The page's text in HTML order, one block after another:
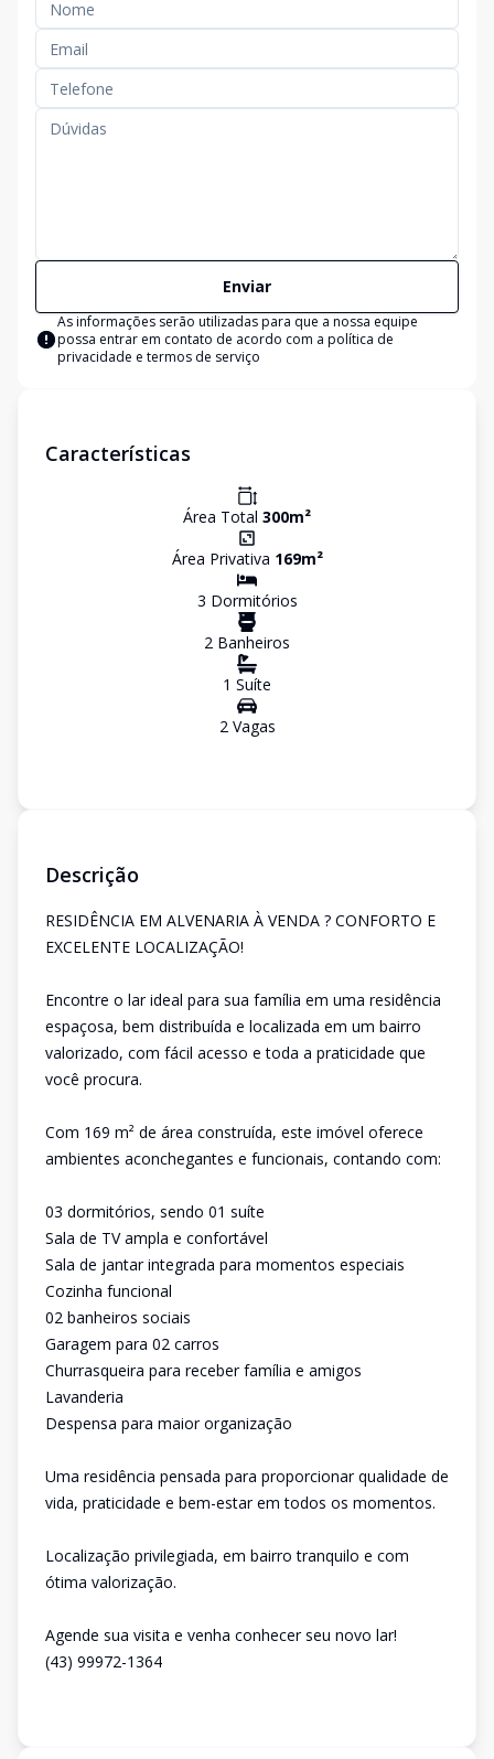
Enviar
As informações serão utilizadas para que a nossa equipe
possa entrar em contato de acordo com a política de
privacidade e termos de serviço
Características
Área Total 300m²
Área Privativa 169m²
3 Dormitórios
2 Banheiros
1 Suíte
2Vagas
Descrição
RESIDÊNCIA EM ALVENARIA À VENDA ? CONFORTO E
EXCELENTE LOCALIZAÇÃO!
Encontre o lar ideal para sua família em uma residência
espaçosa, bem distribuída e localizada em um bairro
valorizado, com fácil acesso e toda a praticidade que
você procura.
Com 169 m² de área construída, este imóvel oferece
ambientes aconchegantes e funcionais, contando com:
03 dormitórios, sendo 01 suíte
Sala de TV ampla e confortável
Sala de jantar integrada para momentos especiais
Cozinha funcional
02 banheiros sociais
Garagem para 02 carros
Churrasqueira para receber família e amigos
Lavanderia
Despensa para maior organização
Uma residência pensada para proporcionar qualidade de
vida, praticidade e bem-estar em todos os momentos.
Localização privilegiada, em bairro tranquilo e com
ótima valorização.
Agende sua visita e venha conhecer seu novo lar!
(43) 99972-1364